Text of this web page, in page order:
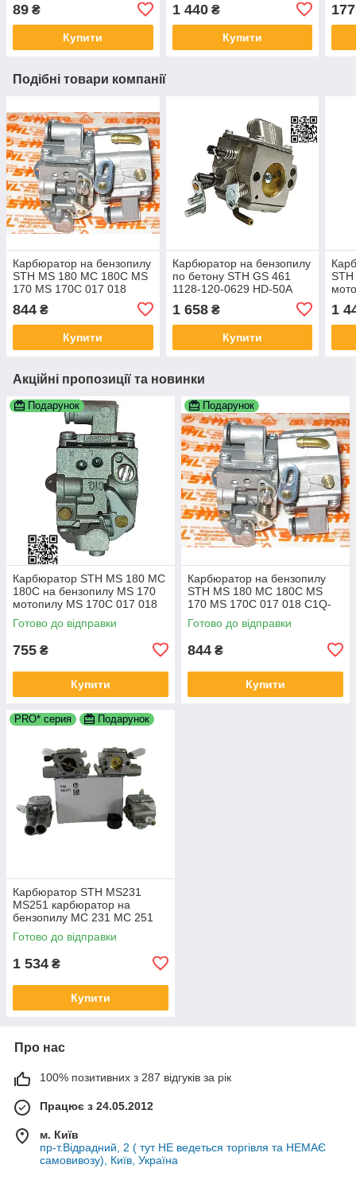
89 ₴
Купити
поршневий комплект для
бензопил
1 440₴
Купити
177
Подібні товари компанії
Карбюратор на бензопилу
STH MS 180 МС 180С MS
170 MS 170C 017 018
C1Q-S152 11301200608
1130-120-0608
844 ₴
Купити
Карбюратор на бензопилу
по бетону STH GS 461
1128-120-0629 HD-50A
для мотопил STH MS 461
1 658₴
Купити
1
Акційні пропозиції та новинки
Подарунок
Карбюратор STH MS 180 МС
180C на бензопилу MS 170
мотопилу MS 170C 017 018
C1Q-S57H C1Q-S152E C1Q-
S137G 1130 120 0603
Готово до відправки
755 ₴
Купити
Подарунок
Карбюратор на бензопилу
STH MS 180 МС 180С MS
170 MS 170C 017 018 C1Q-
S152 11301200608 1130-120-
0608
Готово до відправки
844 ₴
Купити
PRO* серия Подарунок
Карбюратор STH MS231
MS251 карбюратор на
бензопилу МС 231 МС 251
C1Q-S295 C1Q-S296
11431200601 11431200631
Готово до відправки
1 534 ₴
Купити
Про нас
100% позитивних з 287 відгуків за рік
Працює з 24.05.2012
м. Київ
пр-т.Відрадний, 2 ( тут НЕ ведеться торгівля та НЕМАЄ
самовивозу), Київ, Україна